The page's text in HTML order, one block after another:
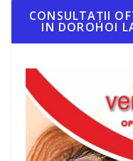
CONSULTAȚII
IN DOROHOI